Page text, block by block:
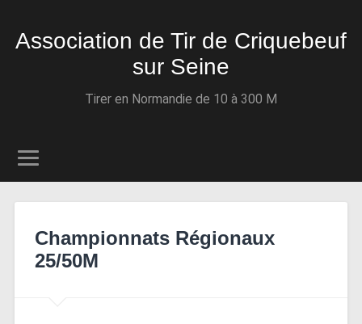
Association de Tir de Criquebeuf
sur Seine
Tirer en Normandie de 10 à 300 M
Championnats Régionaux
25/50M